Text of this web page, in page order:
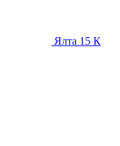
Ялта 15 К